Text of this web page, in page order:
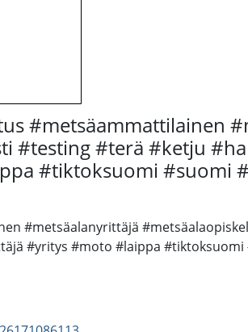
#metsäammattilainen
#testing #terä #ketju
#tiktoksuomi #suomi
#metsäalanyrittäjä
#yritys #moto #laippa